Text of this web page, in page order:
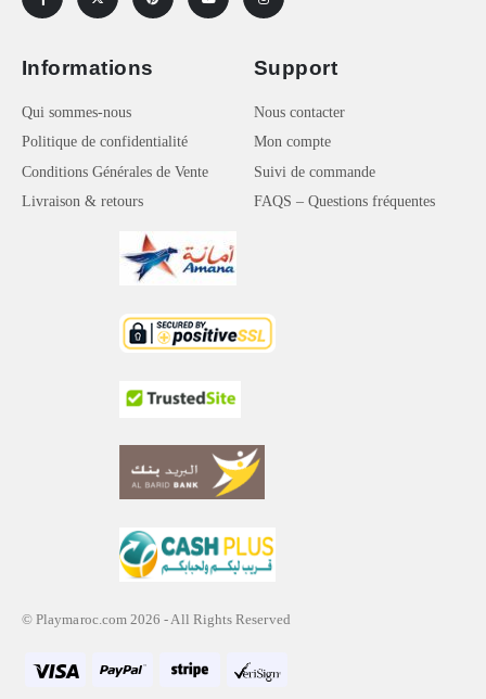
Informations
Qui sommes-nous
Politique de confidentialité
Conditions Générales de Vente
Livraison & retours
Support
Nous contacter
Mon compte
Suivi de commande
FAQS – Questions fréquentes
© Playmaroc.com 2026 - All Rights Reserved